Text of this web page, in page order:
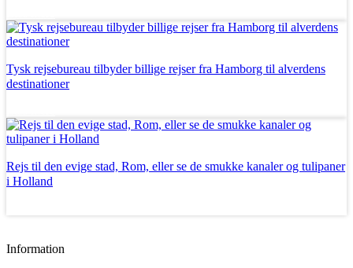
Tysk rejsebureau tilbyder billige rejser fra Hamborg til alverdens
destinationer
Rejs til den evige stad, Rom, eller se de smukke kanaler og tulipaner
i Holland
Information